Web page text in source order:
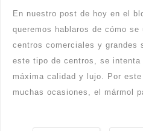
En nuestro post de hoy en el
queremos hablaros de cómo
centros comerciales y grandes
este tipo de centros, se
máxima calidad y lujo. Por
muchas ocasiones, el mármol